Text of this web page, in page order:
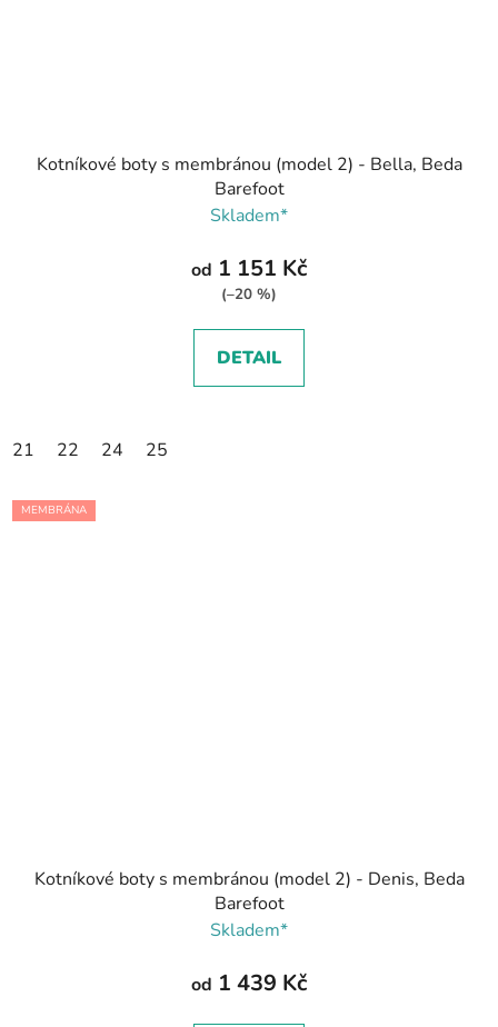
Kotníkové boty s membránou (model 2) - Bella, Beda
Barefoot
Skladem*
od 1 151 Kč
(–20 %)
DETAIL
21 22 24 25
MEMBRÁNA
Kotníkové boty s membránou (model 2) - Denis, Beda
Barefoot
Skladem*
od 1 439 Kč